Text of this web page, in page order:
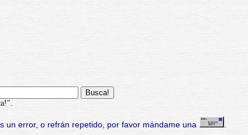
un error, o refrán repetido, por favor mándame una